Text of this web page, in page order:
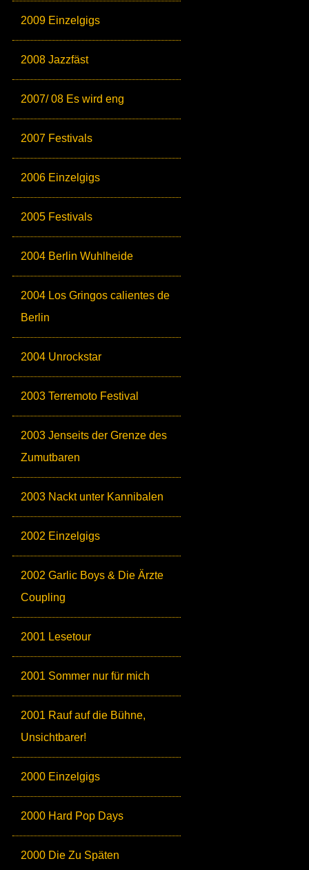
2009 Einzelgigs
2008 Jazzfäst
2007/ 08 Es wird eng
2007 Festivals
2006 Einzelgigs
2005 Festivals
2004 Berlin Wuhlheide
2004 Los Gringos calientes de
Berlin
2004 Unrockstar
2003 Terremoto Festival
2003 Jenseits der Grenze des
Zumutbaren
2003 Nackt unter Kannibalen
2002 Einzelgigs
2002 Garlic Boys & Die Ärzte
Coupling
2001 Lesetour
2001 Sommer nur für mich
2001 Rauf auf die Bühne,
Unsichtbarer!
2000 Einzelgigs
2000 Hard Pop Days
2000 Die Zu Späten